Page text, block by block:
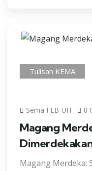
Tulisan KEMA
Sema FEB-UH 0
Magang
Magang Merdeka: